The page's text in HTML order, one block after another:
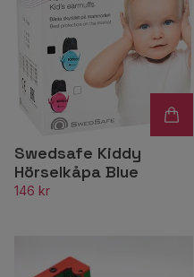
Swedsafe Kiddy
Hörselkåpa Blue
146 kr